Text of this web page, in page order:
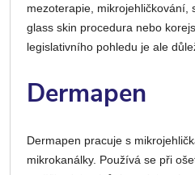
mezoterapie, mikrojehličkování,
glass skin procedura nebo
legislativního pohledu je ale
Dermapen
Dermapen pracuje s
mikrokanálky. Používá se při